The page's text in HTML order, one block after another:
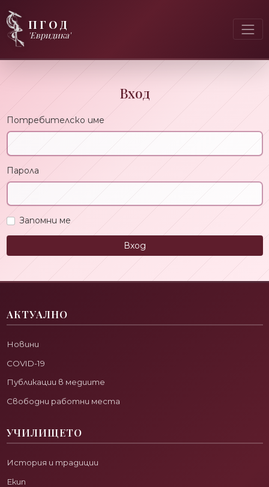
ПГОД
'Евридика'
Вход
Потребителско име
Парола
Запомни ме
Вход
АКТУАЛНО
Новини
COVID-19
Публикации в медиите
Свободни работни места
УЧИЛИЩЕТО
История и традиции
Екип